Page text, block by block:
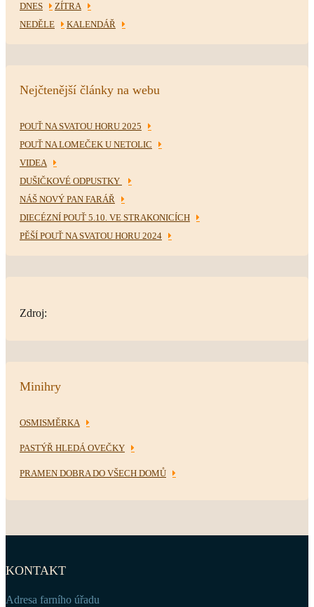
DNES
ZÍTRA
NEDĚLE
KALENDÁŘ
Nejčtenější články na webu
POUŤ NA SVATOU HORU 2025
POUŤ NA LOMEČEK U NETOLIC
VIDEA
DUŠIČKOVÉ ODPUSTKY
NÁŠ NOVÝ PAN FARÁŘ
DIECÉZNÍ POUŤ 5.10. VE STRAKONICÍCH
PĚŠÍ POUŤ NA SVATOU HORU 2024
Zdroj:
Minihry
OSMISMĚRKA
PASTÝŘ HLEDÁ OVEČKY
PRAMEN DOBRA DO VŠECH DOMŮ
KONTAKT
Adresa farního úřadu